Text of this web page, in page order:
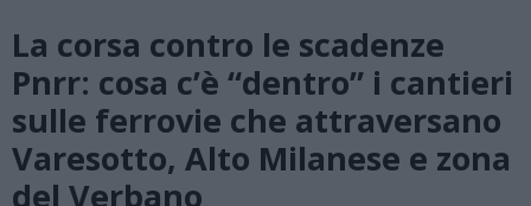
La corsa contro le scadenze
Pnrr: cosa c’è “dentro” i cantieri
sulle ferrovie che attraversano
Varesotto, Alto Milanese e zona
del Verbano